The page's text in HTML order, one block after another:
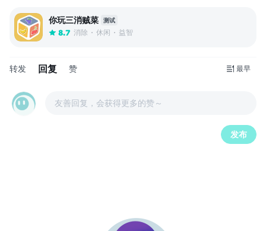
你玩三消贼菜 测试
8.7 消除 休闲 益智
转发 回复 赞 最早
友善回复，会获得更多的赞～
发布